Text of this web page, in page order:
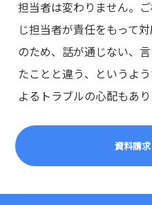
担当者は変わりません。
じ担当者が責任をもって
のため、話が通じない、
たことと違う、というよ
よるトラブルの心配もあり
資料請